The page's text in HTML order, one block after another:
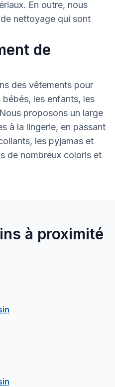
En outre, nous
nettoyage qui sont
de
des vêtements pour
les enfants, les
proposons un large
à la lingerie, en passant
les pyjamas et
de nombreux coloris et
à proximité